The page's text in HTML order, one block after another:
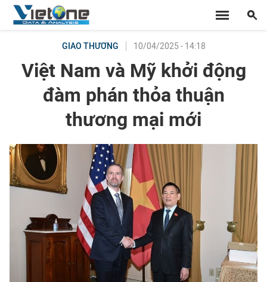
GIAO THƯƠNG 10/04/2025 - 14:18
Việt Nam và Mỹ khởi động
đàm phán thỏa thuận
thương mại mới